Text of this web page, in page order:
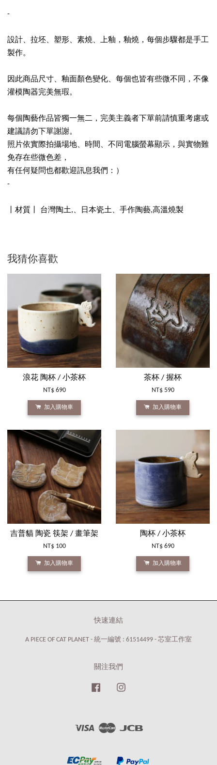
-
設計、拉坯、塑形、素燒、上釉，釉燒，每個步驟都是手工
製作。
因此商品尺寸、釉面顏色變化、每個也皆有些微不同，不像
灌模陶器完美無瑕。
每個陶藝作品皆獨一無二，完美主義者下單前請慎重考慮或
建議請勿下單謝謝。
照片依實際拍攝場地、時間、不同電腦螢幕顯示，與實物難
免存在些微色差，
有任何疑問也都歡迎訊息我們：）
-
丨材質丨 台灣陶土,、日本瓷土、手作陶藝,高溫燒製
我猜你喜歡
浪花 陶杯 / 小茶杯
NT$ 690
加入購物車
茶杯 / 握杯
NT$ 590
加入購物車
吉普貓 陶瓷 筷架 / 畫筆架
NT$ 100
加入購物車
陶杯 / 小茶杯
NT$ 690
加入購物車
快速連結
A PIECE OF CAT PLANET - 統一編號 : 61514499 - 芯室工作室
關注我們
Facebook
Visa Master